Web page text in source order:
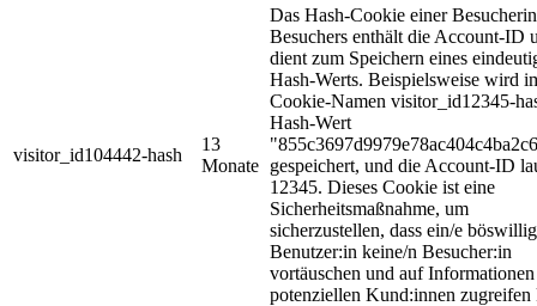
visitor_id104442-hash
13
Monate
Das Hash-Cookie einer
Besuchers enthält die Account-ID
dient zum Speichern eines
Hash-Werts. Beispielsweise wird
Cookie-Namen visitor_id12345-
Hash-Wert
gespeichert, und die Account-ID
12345. Dieses Cookie ist eine
Sicherheitsmaßnahme, um
sicherzustellen, dass ein/e
Benutzer:in keine/n Besucher:in
vortäuschen und auf
potenziellen Kund:innen